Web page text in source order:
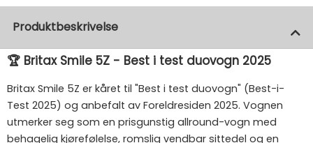
Produktbeskrivelse
🏆 Britax Smile 5Z - Best i test duovogn 2025
Britax Smile 5Z er kåret til "Best i test duovogn" (Best-i-
Test 2025) og anbefalt av Foreldresiden 2025. Vognen
utmerker seg som en prisgunstig allround-vogn med
behagelig kjørefølelse, romslig vendbar sittedel og en